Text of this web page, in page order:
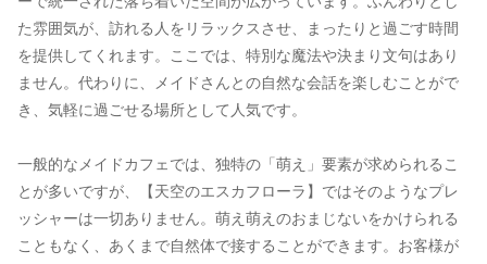
た雰囲気が、訪れる人をリラックスさせ、まったりと過ごす時間
を提供してくれます。ここでは、特別な魔法や決まり文句はあり
ません。代わりに、メイドさんとの自然な会話を楽しむことがで
き、気軽に過ごせる場所として人気です。
一般的なメイドカフェでは、独特の「萌え」要素が求められるこ
とが多いですが、【天空のエスカフローラ】ではそのようなプレ
ッシャーは一切ありません。萌え萌えのおまじないをかけられる
こともなく、あくまで自然体で接することができます。お客様が